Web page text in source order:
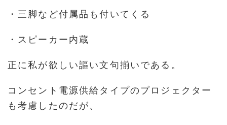
・三脚など付属品も付いてくる
・スピーカー内蔵
正に私が欲しい謳い文句揃いである。
コンセント電源供給タイプのプロジェクター
も考慮したのだが、